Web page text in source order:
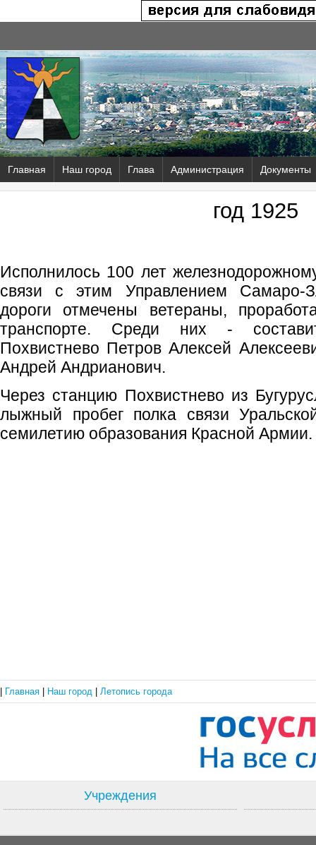
Главная Наш город Глава Администрация Документы
год 1925
Исполнилось 100 лет
связи с этим Управлением Самаро-
дороги отмечены ветераны,
транспорте. Среди них -
Похвистнево Петров Алексей
Андрей Андрианович.
Через станцию Похвистнево из
лыжный пробег полка связи
семилетию образования Красной Армии.
Главная Наш город Летопись города
Учреждения